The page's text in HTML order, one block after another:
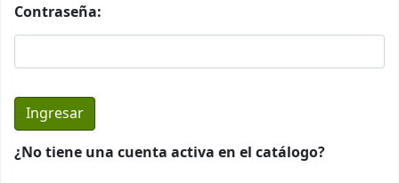
Contraseña:
¿No tiene una cuenta activa en el catálogo?